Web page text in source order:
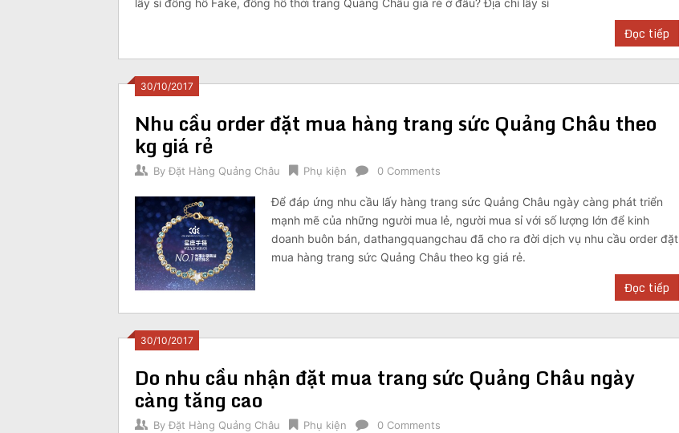
lấy sỉ đồng hồ Fake, đồng hồ thời trang Quảng Châu giá rẻ ở đâu? Địa chỉ lấy sỉ
Đọc tiếp
30/10/2017
Nhu cầu order đặt mua hàng trang sức Quảng Châu theo
kg giá rẻ
By Đặt Hàng Quảng Châu Phụ kiện 0 Comments
Để đáp ứng nhu cầu lấy hàng trang sức Quảng Châu ngày càng phát triển
mạnh mẽ của những người mua lẻ, người mua sỉ với số lượng lớn để kinh
doanh buôn bán, dathangquangchau đã cho ra đời dịch vụ nhu cầu order đặt
mua hàng trang sức Quảng Châu theo kg giá rẻ.
Đọc tiếp
30/10/2017
Do nhu cầu nhận đặt mua trang sức Quảng Châu ngày
càng tăng cao
By Đặt Hàng Quảng Châu Phụ kiện 0 Comments